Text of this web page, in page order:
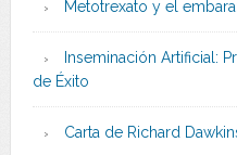
Metotrexato y el
Inseminación Artificial:
de Éxito
Carta de Richard